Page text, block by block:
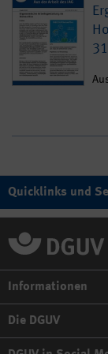
Quicklinks und
Informationen
Die DGUV